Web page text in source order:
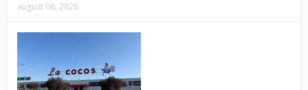
august 06, 2026